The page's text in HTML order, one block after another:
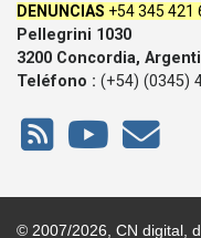
DENUNCIAS +54 345 421
Pellegrini 1030
3200 Concordia,
Teléfono : (+54) (0345)
© 2007/2026, CN digital,